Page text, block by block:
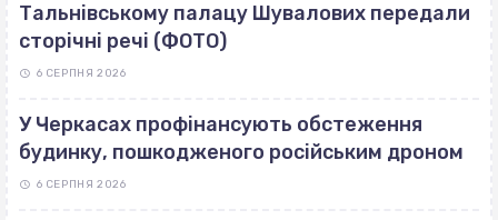
Тальнівському палацу Шувалових передали
сторічні речі (ФОТО)
6 СЕРПНЯ 2026
У Черкасах профінансують обстеження
будинку, пошкодженого російським дроном
6 СЕРПНЯ 2026